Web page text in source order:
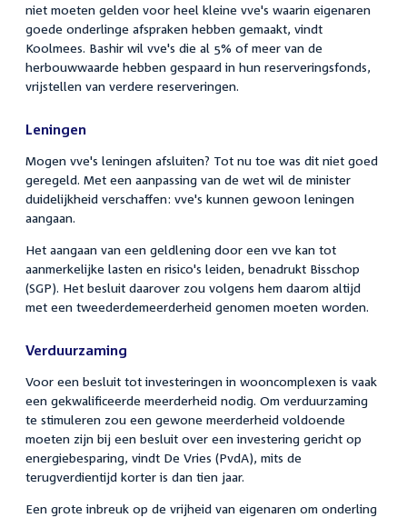
niet moeten gelden voor heel kleine vve's waarin eigenaren
goede onderlinge afspraken hebben gemaakt, vindt
Koolmees. Bashir wil vve's die al 5% of meer van de
herbouwwaarde hebben gespaard in hun reserveringsfonds,
vrijstellen van verdere reserveringen.
Leningen
Mogen vve's leningen afsluiten? Tot nu toe was dit niet goed
geregeld. Met een aanpassing van de wet wil de minister
duidelijkheid verschaffen: vve's kunnen gewoon leningen
aangaan.
Het aangaan van een geldlening door een vve kan tot
aanmerkelijke lasten en risico's leiden, benadrukt Bisschop
(SGP). Het besluit daarover zou volgens hem daarom altijd
met een tweederdemeerderheid genomen moeten worden.
Verduurzaming
Voor een besluit tot investeringen in wooncomplexen is vaak
een gekwalificeerde meerderheid nodig. Om verduurzaming
te stimuleren zou een gewone meerderheid voldoende
moeten zijn bij een besluit over een investering gericht op
energiebesparing, vindt De Vries (PvdA), mits de
terugverdientijd korter is dan tien jaar.
Een grote inbreuk op de vrijheid van eigenaren om onderling